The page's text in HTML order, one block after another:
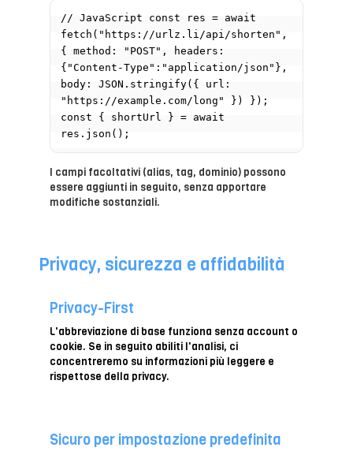
// JavaScript const res = await
fetch("https://urlz.li/api/shorten",
{ method: "POST", headers:
{"Content-Type":"application/json"},
body: JSON.stringify({ url:
"https://example.com/long" }) });
const { shortUrl } = await
I campi facoltativi (alias, tag, dominio) possono
essere aggiunti in seguito, senza apportare
modifiche sostanziali.
Privacy, sicurezza e affidabilità
Privacy-First
L'abbreviazione di base funziona senza account o
cookie. Se in seguito abiliti l'analisi, ci
concentreremo su informazioni più leggere e
rispettose della privacy.
Sicuro per impostazione predefinita